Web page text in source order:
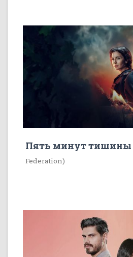
Пять минут тишины
Federation)